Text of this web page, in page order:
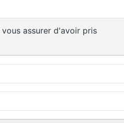
assurer d'avoir pris